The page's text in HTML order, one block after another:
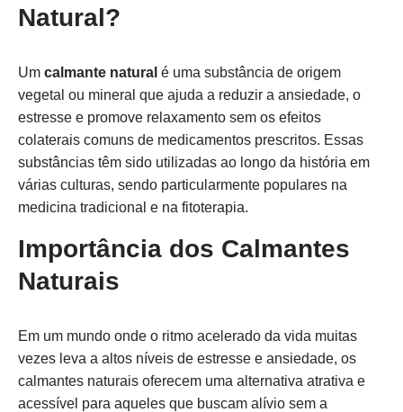
Natural?
Um calmante natural é uma substância de origem
vegetal ou mineral que ajuda a reduzir a ansiedade, o
estresse e promove relaxamento sem os efeitos
colaterais comuns de medicamentos prescritos. Essas
substâncias têm sido utilizadas ao longo da história em
várias culturas, sendo particularmente populares na
medicina tradicional e na fitoterapia.
Importância dos Calmantes
Naturais
Em um mundo onde o ritmo acelerado da vida muitas
vezes leva a altos níveis de estresse e ansiedade, os
calmantes naturais oferecem uma alternativa atrativa e
acessível para aqueles que buscam alívio sem a